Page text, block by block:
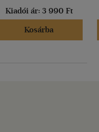
Kiadói ár: 3 990 Ft
Kosárba